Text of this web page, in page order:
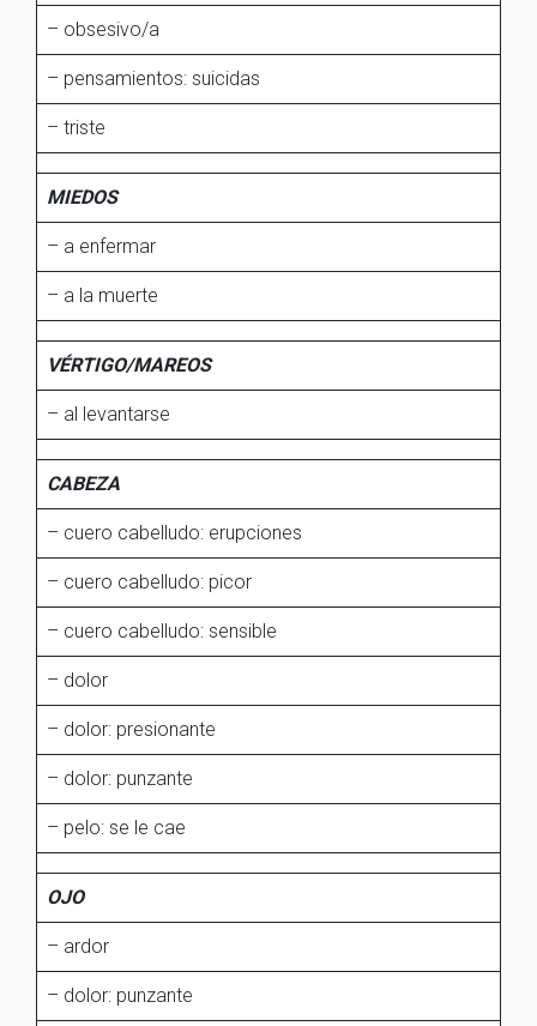
– obsesivo/a
– pensamientos: suicidas
– triste
MIEDOS
– a enfermar
– a la muerte
VÉRTIGO/MAREOS
– al levantarse
CABEZA
– cuero cabelludo: erupciones
– cuero cabelludo: picor
– cuero cabelludo: sensible
– dolor
– dolor: presionante
– dolor: punzante
– pelo: se le cae
OJO
– ardor
– dolor: punzante